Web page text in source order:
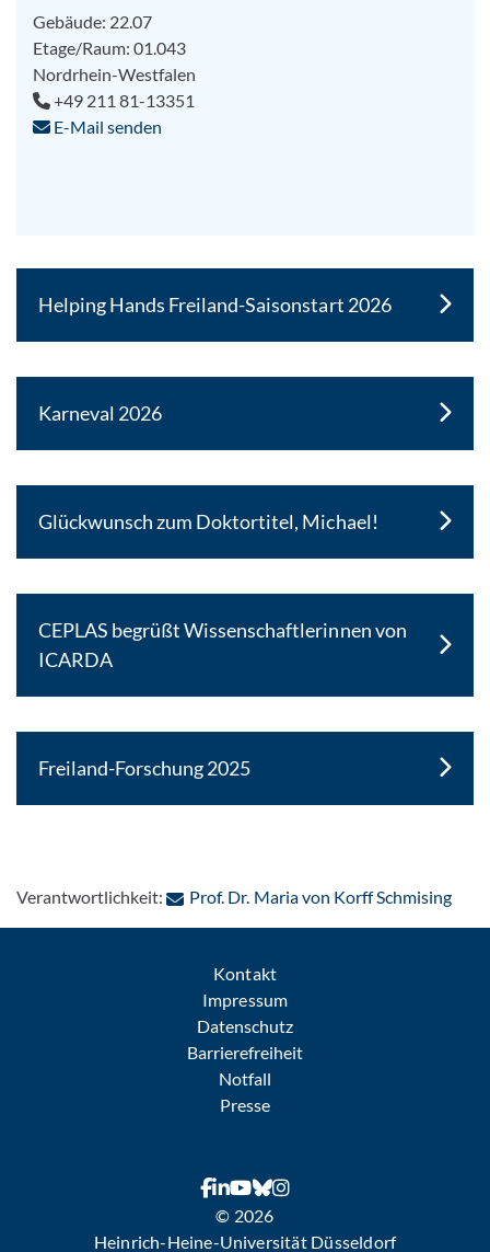
Gebäude: 22.07
Etage/Raum: 01.043
Nordrhein-Westfalen
+49 211 81-13351
E-Mail senden
Helping Hands Freiland-Saisonstart 2026
Karneval 2026
Glückwunsch zum Doktortitel, Michael!
CEPLAS begrüßt Wissenschaftlerinnen von
ICARDA
Freiland-Forschung 2025
Verantwortlichkeit: Prof. Dr. Maria von Korff Schmising:
Kontakt
Impressum
Datenschutz
Barrierefreiheit
Notfall
Presse
© 2026
Heinrich-Heine-Universität Düsseldorf